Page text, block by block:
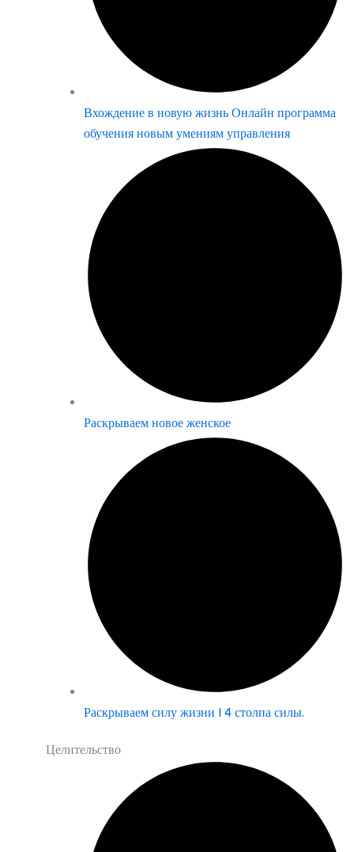
Вхождение в новую жизнь Онлайн программа
обучения новым умениям управления
Раскрываем новое женское
Раскрываем силу жизни | 4 столпа силы.
Целительство